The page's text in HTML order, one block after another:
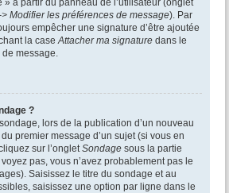
» à partir du panneau de l’utilisateur (onglet
Modifier les préférences de message). Par
empêcher une signature d’être ajoutée
la caseAttacher ma signature dans le
message.
?
lors de la publication d’un nouveau
premier message d’un sujet (si vous en
sur l’ongletSondage sous la partie
pas, vous n’avez probablement pas le
Saisissez le titre du sondage et au
saisissez une option par ligne dans le